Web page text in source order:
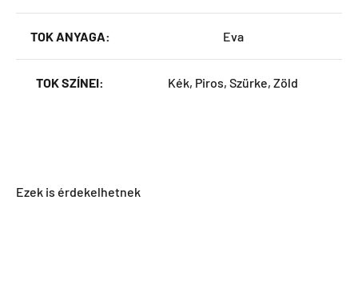
TOK ANYAGA: Eva
TOK SZÍNEI: Kék, Piros, Szürke, Zöld